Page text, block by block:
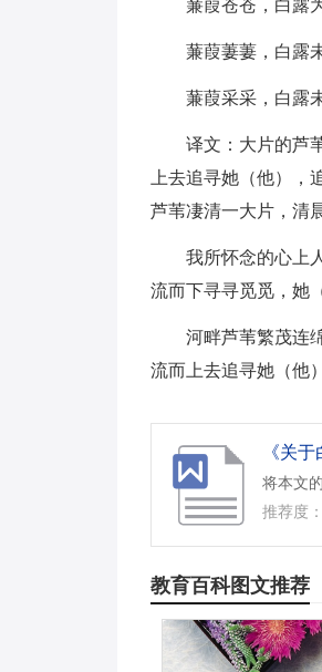
蒹葭苍苍，白露
蒹葭萋萋，白露
蒹葭采采，白露
译文：大片的芦
上去追寻她（他），
芦苇凄清一大片，清
我所怀念的心上
流而下寻寻觅觅，她
河畔芦苇繁茂连
流而上去追寻她（他
将本文
推荐度：
教育百科图文推荐